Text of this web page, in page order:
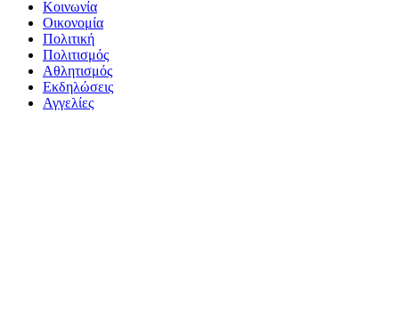
Κοινωνία
Οικονομία
Πολιτική
Πολιτισμός
Αθλητισμός
Εκδηλώσεις
Αγγελίες